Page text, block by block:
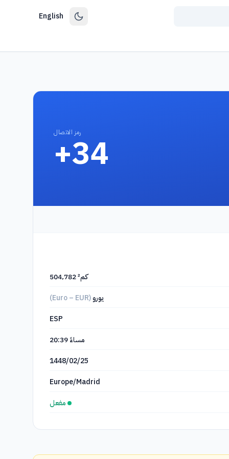
English
رمز الاتصال
+34
504٬782 كم²
يورو(Euro – EUR)
ESP
20:39مساءً
1448/02/25
Europe/Madrid
مفعل